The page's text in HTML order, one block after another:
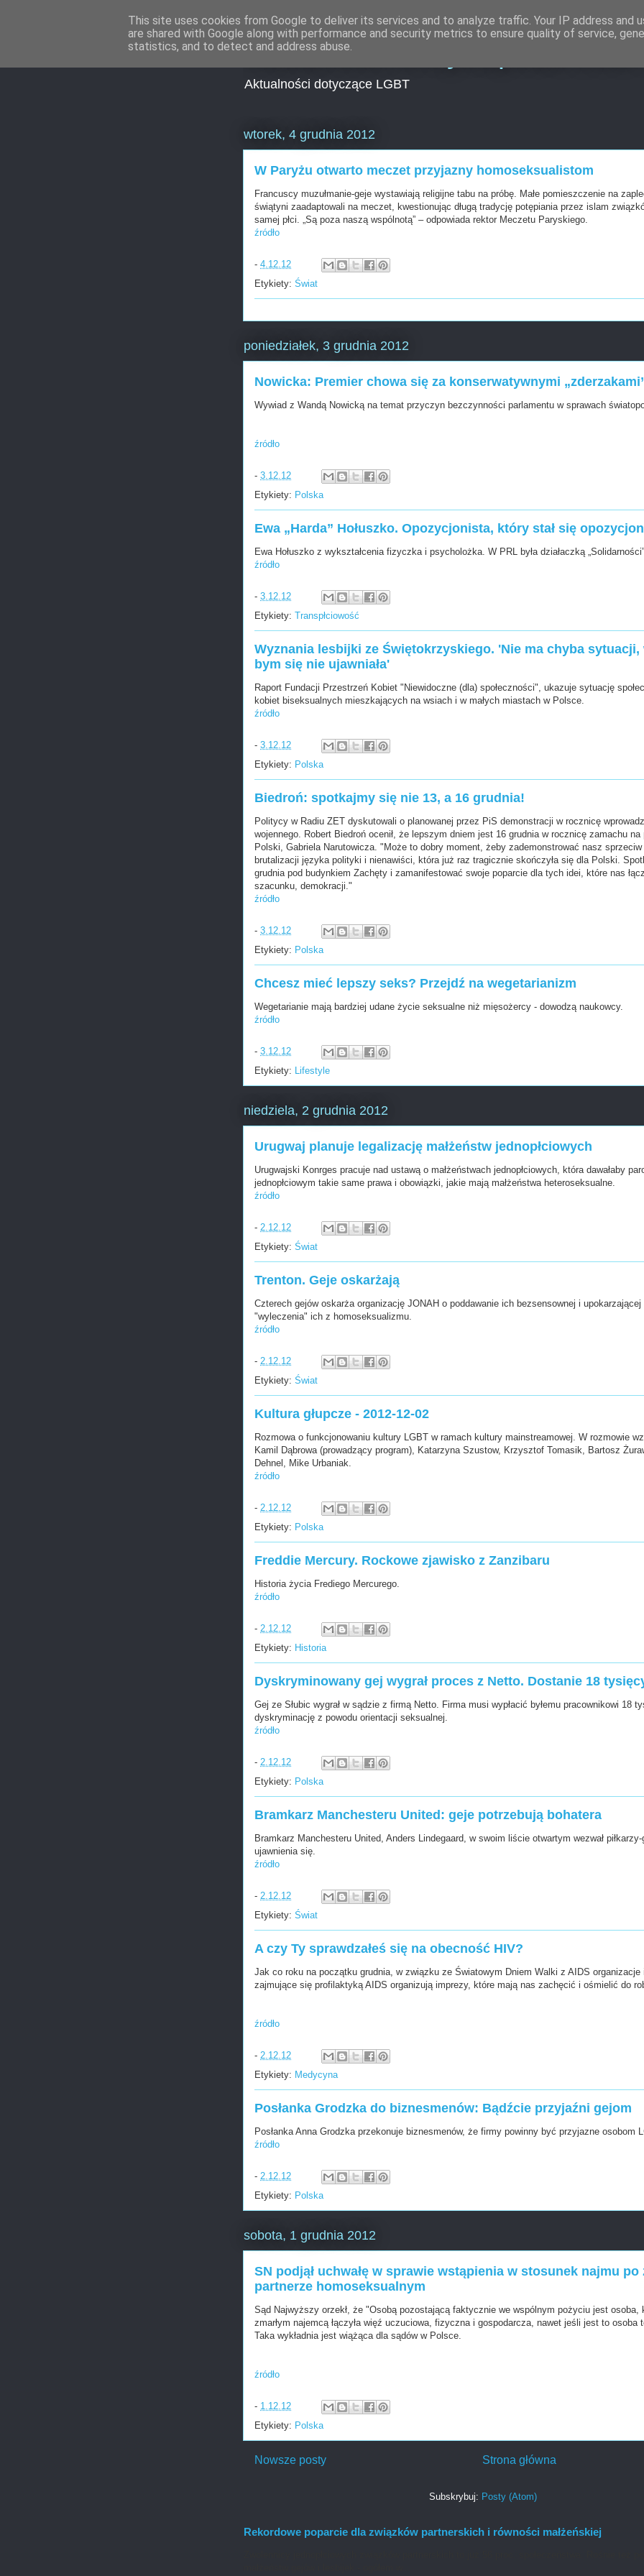
Aktualności Encyklopedia
Aktualności dotyczące LGBT
wtorek, 4 grudnia 2012
W Paryżu otwarto meczet przyjazny homoseksualistom
Francuscy muzułmanie-geje wystawiają religijne tabu na próbę. Małe pomieszczenie na
świątyni zaadaptowali na meczet, kwestionując długą tradycję potępiania przez islam
samej płci. „Są poza naszą wspólnotą” – odpowiada rektor Meczetu Paryskiego.
źródło
- 4.12.12
Etykiety: Świat
poniedziałek, 3 grudnia 2012
Nowicka: Premier chowa się za konserwatywnymi
Wywiad z Wandą Nowicką na temat przyczyn bezczynności parlamentu w sprawach
źródło
- 3.12.12
Etykiety: Polska
Ewa „Harda” Hołuszko. Opozycjonista, który stał się
Ewa Hołuszko z wykształcenia fizyczka i psycholożka. W PRL była działaczką
źródło
- 3.12.12
Etykiety: Transpłciowość
Wyznania lesbijki ze Świętokrzyskiego. 'Nie ma chyba sytuacji,
bym się nie ujawniała'
Raport Fundacji Przestrzeń Kobiet "Niewidoczne (dla) społeczności", ukazuje sytuację
kobiet biseksualnych mieszkających na wsiach i w małych miastach w Polsce.
źródło
- 3.12.12
Etykiety: Polska
Biedroń: spotkajmy się nie 13, a 16 grudnia!
Politycy w Radiu ZET dyskutowali o planowanej przez PiS demonstracji w rocznicę
wojennego. Robert Biedroń ocenił, że lepszym dniem jest 16 grudnia w rocznicę zamachu na
Polski, Gabriela Narutowicza. "Może to dobry moment, żeby zademonstrować nasz
brutalizacji języka polityki i nienawiści, która już raz tragicznie skończyła się dla Polski.
grudnia pod budynkiem Zachęty i zamanifestować swoje poparcie dla tych idei, które nas
szacunku, demokracji."
źródło
- 3.12.12
Etykiety: Polska
Chcesz mieć lepszy seks? Przejdź na wegetarianizm
Wegetarianie mają bardziej udane życie seksualne niż mięsożercy - dowodzą naukowcy.
źródło
- 3.12.12
Etykiety: Lifestyle
niedziela, 2 grudnia 2012
Urugwaj planuje legalizację małżeństw jednopłciowych
Urugwajski Konrges pracuje nad ustawą o małżeństwach jednopłciowych, która dawałaby
jednopłciowym takie same prawa i obowiązki, jakie mają małżeństwa heteroseksualne.
źródło
- 2.12.12
Etykiety: Świat
Trenton. Geje oskarżają
Czterech gejów oskarża organizację JONAH o poddawanie ich bezsensownej i
"wyleczenia" ich z homoseksualizmu.
źródło
- 2.12.12
Etykiety: Świat
Kultura głupcze - 2012-12-02
Rozmowa o funkcjonowaniu kultury LGBT w ramach kultury mainstreamowej. W rozmowie
Kamil Dąbrowa (prowadzący program), Katarzyna Szustow, Krzysztof Tomasik, Bartosz
Dehnel, Mike Urbaniak.
źródło
- 2.12.12
Etykiety: Polska
Freddie Mercury. Rockowe zjawisko z Zanzibaru
Historia życia Frediego Mercurego.
źródło
- 2.12.12
Etykiety: Historia
Dyskryminowany gej wygrał proces z Netto. Dostanie 18
Gej ze Słubic wygrał w sądzie z firmą Netto. Firma musi wypłacić byłemu pracownikowi 18
dyskryminację z powodu orientacji seksualnej.
źródło
- 2.12.12
Etykiety: Polska
Bramkarz Manchesteru United: geje potrzebują bohatera
Bramkarz Manchesteru United, Anders Lindegaard, w swoim liście otwartym wezwał
ujawnienia się.
źródło
- 2.12.12
Etykiety: Świat
A czy Ty sprawdzałeś się na obecność HIV?
Jak co roku na początku grudnia, w związku ze Światowym Dniem Walki z AIDS organizacje
zajmujące się profilaktyką AIDS organizują imprezy, które mają nas zachęcić i ośmielić do
źródło
- 2.12.12
Etykiety: Medycyna
Posłanka Grodzka do biznesmenów: Bądźcie przyjaźni gejom
Posłanka Anna Grodzka przekonuje biznesmenów, że firmy powinny być przyjazne osobom
źródło
- 2.12.12
Etykiety: Polska
sobota, 1 grudnia 2012
SN podjął uchwałę w sprawie wstąpienia w stosunek najmu po
partnerze homoseksualnym
Sąd Najwyższy orzekł, że "Osobą pozostającą faktycznie we wspólnym pożyciu jest osoba,
zmarłym najemcą łączyła więź uczuciowa, fizyczna i gospodarcza, nawet jeśli jest to osoba
Taka wykładnia jest wiążąca dla sądów w Polsce.
źródło
- 1.12.12
Etykiety: Polska
Nowsze posty Strona główna
Subskrybuj: Posty (Atom)
Rekordowe poparcie dla związków partnerskich i równości małżeńskiej
This site uses cookies from Google to deliver its services and to analyze traffic. Your IP address and
are shared with Google along with performance and security metrics to ensure quality of service,
statistics, and to detect and address abuse.